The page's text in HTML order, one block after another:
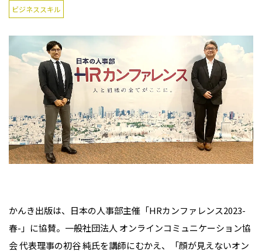
ビジネススキル
かんき出版は、日本の人事部主催「HRカンファレンス2023-
春-」に協賛。一般社団法人 オンラインコミュニケーション協
会 代表理事の初谷 純氏を講師にむかえ、「顔が見えないオン